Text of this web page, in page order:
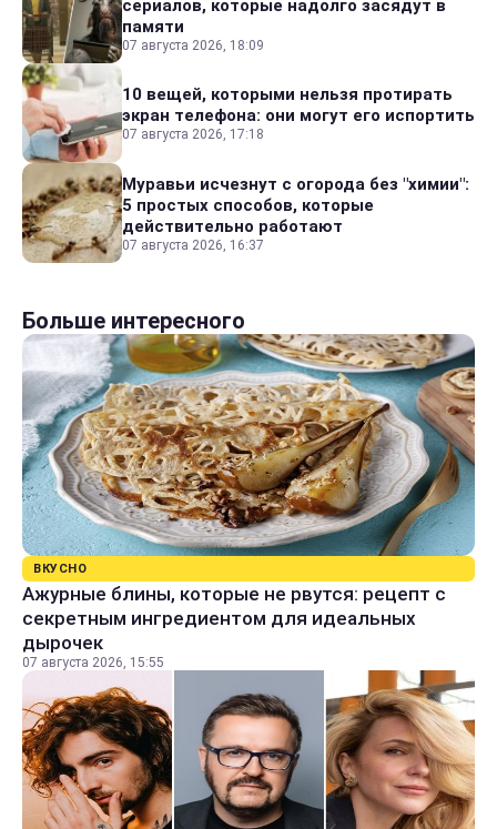
сериалов, которые надолго засядут в
памяти
07 августа 2026, 18:09
10 вещей, которыми нельзя протирать
экран телефона: они могут его испортить
07 августа 2026, 17:18
Муравьи исчезнут с огорода без "химии":
5 простых способов, которые
действительно работают
07 августа 2026, 16:37
Больше интересного
ВКУСНО
Ажурные блины, которые не рвутся: рецепт с
секретным ингредиентом для идеальных
дырочек
07 августа 2026, 15:55